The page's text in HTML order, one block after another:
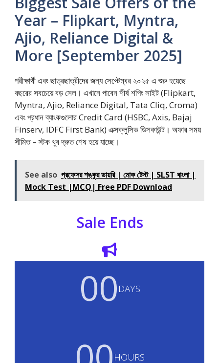
Year – Flipkart, Myntra,
Ajio, Reliance Digital &
More [September 2025]
পরীক্ষার্থী এবং ছাত্রছাত্রীদের জন্য সেপ্টেম্বর ২০২৫ এ শুরু হয়েছে
বছরের সবচেয়ে বড় সেল। এখানে পাবেন শীর্ষ শপিং সাইট (Flipkart,
Myntra, Ajio, Reliance Digital, Tata Cliq, Croma)
এবং প্রধান ব্যাংকগুলোর Credit Card (HSBC, Axis, Bajaj
Finserv, IDFC First Bank) এক্সক্লুসিভ ডিসকাউন্ট। অফার সময়
সীমিত – স্টক খুব দ্রুত শেষ হয়ে যাচ্ছে।
See also প্রফেসর শঙ্কুর ডায়রি | মোক টেস্ট | SLST বাংলা |
Mock Test |MCQ| Free PDF Download
Sale Ends
00DAYS
HOURS